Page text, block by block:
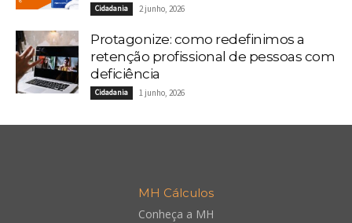
Cidadania 2 junho, 2026
Protagonize: como redefinimos a
retenção profissional de pessoas com
deficiência
Cidadania 1 junho, 2026
MH Cálculos
Conheça a MH